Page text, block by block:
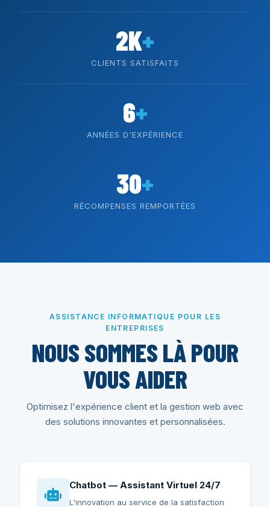
2K+
CLIENTS SATISFAITS
6+
ANNÉES D'EXPÉRIENCE
30+
RÉCOMPENSES REMPORTÉES
ASSISTANCE INFORMATIQUE POUR LES
ENTREPRISES
NOUS SOMMES LÀ POUR
VOUS AIDER
Optimisez l'expérience client et la gestion web avec
des solutions innovantes et personnalisées.
Chatbot — Assistant Virtuel 24/7
L'innovation au service de la satisfaction